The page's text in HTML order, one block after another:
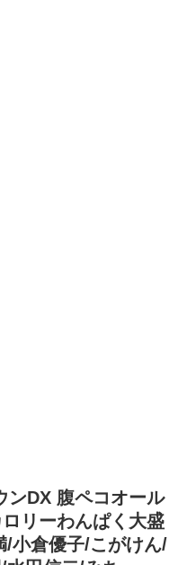
ンDX 腹ペコオール
リーわんぱく大盛
/小倉優子/こがけん/